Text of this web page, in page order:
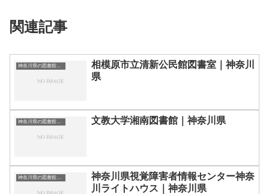
関連記事
神奈川県の図書館｜勉強できる場所
相模原市立清新公民館図書室｜神奈川
県
神奈川県の図書館｜勉強できる場所 文教大学湘南図書館｜神奈川県
神奈川県の図書館｜勉強できる場所
神奈川県視覚障害者情報センター神奈
川ライトハウス｜神奈川県